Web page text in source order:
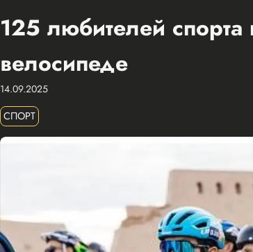
125 любителей
велосипеде
14.09.2025
СПОРТ